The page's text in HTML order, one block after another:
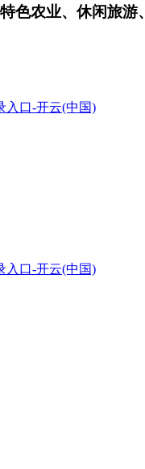
色农业、休闲旅游
入口-开云(中国)
入口-开云(中国)